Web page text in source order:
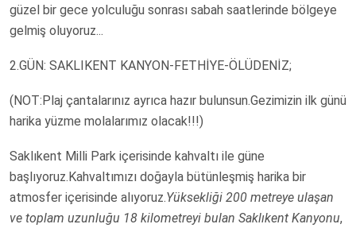
güzel bir gece yolculuğu sonrası sabah saatlerinde bölgeye
gelmiş oluyoruz...
2.GÜN: SAKLIKENT KANYON-FETHİYE-ÖLÜDENİZ;
(NOT:Plaj çantalarınız ayrıca hazır bulunsun.Gezimizin ilk günü
harika yüzme molalarımız olacak!!!)
Saklıkent Milli Park içerisinde kahvaltı ile güne
başlıyoruz.Kahvaltımızı doğayla bütünleşmiş harika bir
atmosfer içerisinde alıyoruz.Yüksekliği 200 metreye ulaşan
ve toplam uzunluğu 18 kilometreyi bulan Saklıkent Kanyonu,